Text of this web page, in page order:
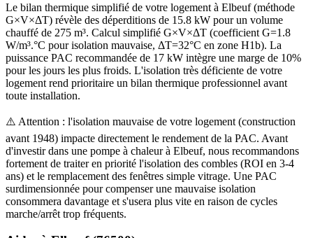
Le bilan thermique simplifié de votre logement à Elbeuf (méthode
G×V×ΔT) révèle des déperditions de 15.8 kW pour un volume
chauffé de 275 m³. Calcul simplifié G×V×ΔT (coefficient G=1.8
W/m³.°C pour isolation mauvaise, ΔT=32°C en zone H1b). La
puissance PAC recommandée de 17 kW intègre une marge de 10%
pour les jours les plus froids. L'isolation très déficiente de votre
logement rend prioritaire un bilan thermique professionnel avant
toute installation.
⚠️ Attention : l'isolation mauvaise de votre logement (construction
avant 1948) impacte directement le rendement de la PAC. Avant
d'investir dans une pompe à chaleur à Elbeuf, nous recommandons
fortement de traiter en priorité l'isolation des combles (ROI en 3-4
ans) et le remplacement des fenêtres simple vitrage. Une PAC
surdimensionnée pour compenser une mauvaise isolation
consommera davantage et s'usera plus vite en raison de cycles
marche/arrêt trop fréquents.